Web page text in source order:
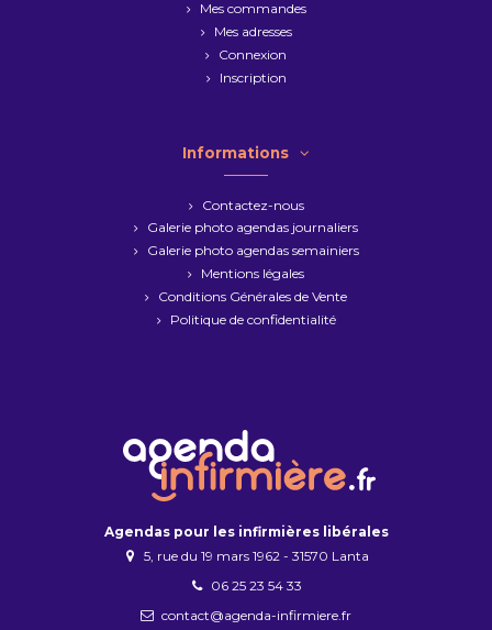
Mes commandes
Mes adresses
Connexion
Inscription
Informations
Contactez-nous
Galerie photo agendas journaliers
Galerie photo agendas semainiers
Mentions légales
Conditions Générales de Vente
Politique de confidentialité
Agendas pour les infirmières libérales
5, rue du 19 mars 1962 - 31570 Lanta
06 25 23 54 33
contact@agenda-infirmiere.fr